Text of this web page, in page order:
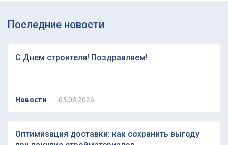
Последние новости
С Днем строителя! Поздравляем!
Новости 05.08.2026
Оптимизация доставки: как сохранить выгоду